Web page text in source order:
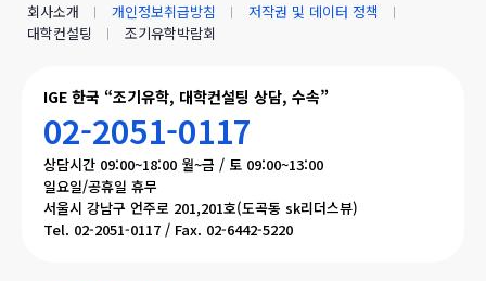
IGE 한국 “조기유학, 대학컨설팅 상담, 수속”
02-2051-0117
상담시간 09:00~18:00 월~금 / 토 09:00~13:00
일요일/공휴일 휴무
서울시 강남구 언주로 201,201호(도곡동 sk리더스뷰)
Tel. 02-2051-0117 / Fax. 02-6442-5220
회사소개 개인정보취급방침
저작권 및 데이터 정책
대학컨설팅
조기유학박람회